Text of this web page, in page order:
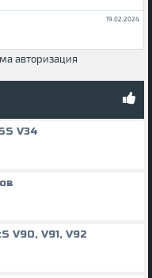
авторизация
V34
V90, V91, V92